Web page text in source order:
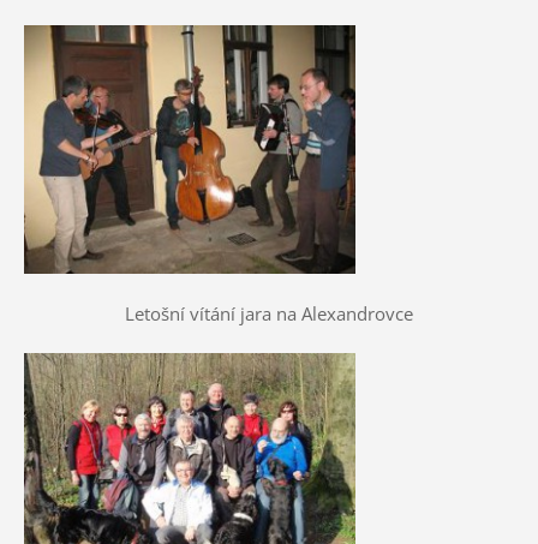
Letošní vítání jara na Alexandrovce